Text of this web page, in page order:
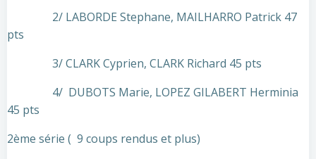
2/ LABORDE Stephane, MAILHARRO Patrick 47
pts
3/ CLARK Cyprien, CLARK Richard 45 pts
4/ DUBOTS Marie, LOPEZ GILABERT Herminia
45 pts
2ème série ( 9 coups rendus et plus)